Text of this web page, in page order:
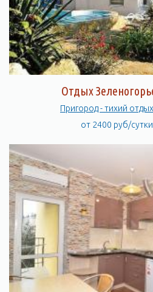
Отдых
Пригород - тихий
от 2400 руб/